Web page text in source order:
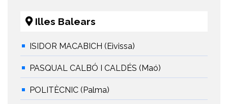
Illes Balears
ISIDOR MACABICH (Eivissa)
PASQUAL CALBÓ I CALDÉS (Maó)
POLITÈCNIC (Palma)